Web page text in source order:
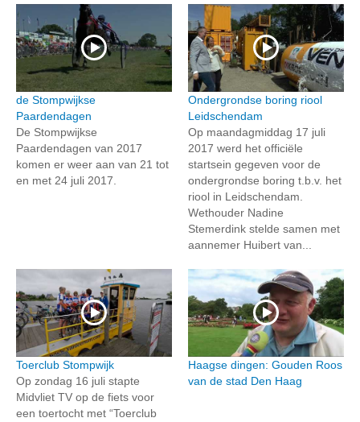
de Stompwijkse
Paardendagen
De Stompwijkse
Paardendagen van 2017
komen er weer aan van 21 tot
en met 24 juli 2017.
Ondergrondse boring riool
Leidschendam
Op maandagmiddag 17 juli
2017 werd het officiële
startsein gegeven voor de
ondergrondse boring t.b.v. het
riool in Leidschendam.
Wethouder Nadine
Stemerdink stelde samen met
aannemer Huibert van...
Toerclub Stompwijk
Op zondag 16 juli stapte
Midvliet TV op de fiets voor
een toertocht met “Toerclub
Haagse dingen: Gouden Roos
van de stad Den Haag